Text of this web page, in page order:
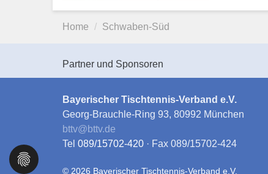
Home Schwaben-Süd
Partner und Sponsoren
Bayerischer Tischtennis-Verband e.V.
Georg-Brauchle-Ring 93, 80992 München
bttv@bttv.de
Tel 089/15702-420 · Fax 089/15702-424
© 2026 Bayerischer Tischtennis-Verband e.V.